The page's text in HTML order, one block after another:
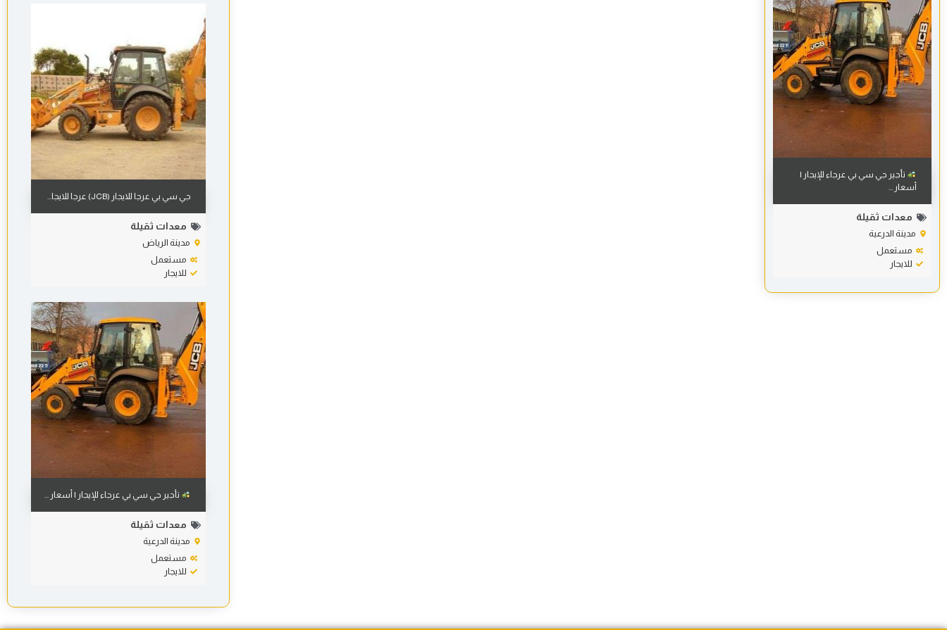
تأجير جي سي بي عرجاء للإيجار |
أسعار ...
معدات ثقيلة
مدينة الدرعية
مستعمل
للايجار
جي سي بي عرجا للايجار (JCB) عرجا للايجا...
معدات ثقيلة
مدينة الرياض
مستعمل
للايجار
تأجير جي سي بي عرجاء للإيجار | أسعار ...
معدات ثقيلة
مدينة الدرعية
مستعمل
للايجار